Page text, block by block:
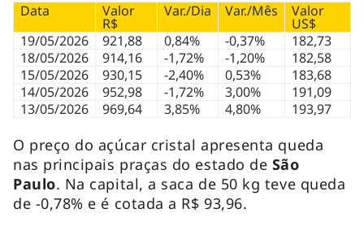
Data Valor
R$
Var./Dia Var./Mês Valor
US$
19/05/2026
921,88 0,84% -0,37%
182,73
18/05/2026
914,16 -1,72% -1,20%
182,58
15/05/2026
930,15 -2,40% 0,53%
183,68
14/05/2026
952,98 -1,72% 3,00%
191,09
13/05/2026
969,64 3,85% 4,80% 193,97
O preço do açúcar cristal apresenta queda
nas principais praças do estado de São
Paulo. Na capital, a saca de 50 kg teve queda
de -0,78% e é cotada a R$ 93,96.